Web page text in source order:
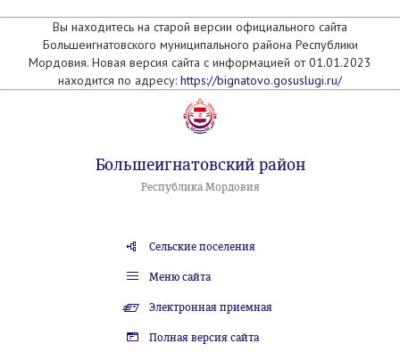
Вы находитесь на старой версии официального сайта
Большеигнатовского муниципального района Республики
Мордовия. Новая версия сайта с информацией от 01.01.2023
находится по адресу: https://bignatovo.gosuslugi.ru/
Большеигнатовский район
Республика Мордовия
Сельские поселения
Меню сайта
Электронная приемная
Полная версия сайта